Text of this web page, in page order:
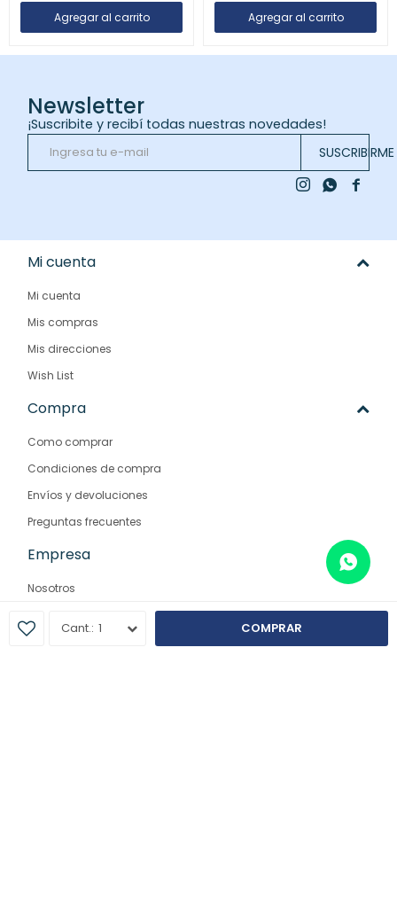
1 COMPRAR
Newsletter
¡Suscribite y recibí todas nuestras novedades!
SUSCRIBIRME

 
Mi cuenta
Mi cuenta
Mis compras
Mis direcciones
Wish List
Compra
Como comprar
Condiciones de compra
Envíos y devoluciones
Preguntas frecuentes
Empresa
Nosotros